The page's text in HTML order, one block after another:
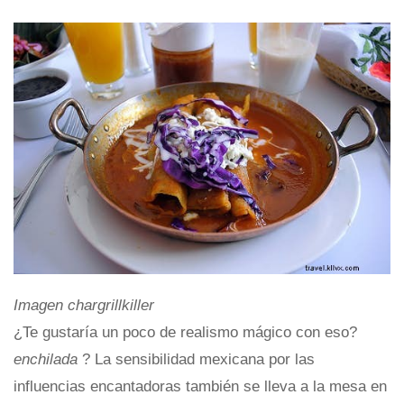
Imagen chargrillkiller
¿Te gustaría un poco de realismo mágico con eso?
enchilada ? La sensibilidad mexicana por las
influencias encantadoras también se lleva a la mesa en